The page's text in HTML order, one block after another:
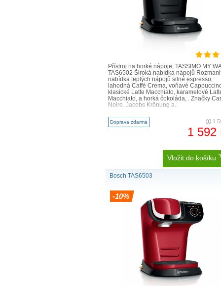
Volba je na vás.
Od krémového latté, přes
čokolády: vychutnejte si
a Jacobs jsou jen některé
nabízejí přesně takový
Přístroj na horké nápoje, TASSIMO MY
TAS6502 Široká nabídka nápojů
nabídka teplých nápojů silné espresso,
lahodná Caffé Crema, voňavé
klasické Latte Macchiato, karamelové
Macchiato, a horká čokoláda, . Značky
Noire, Jacobs Krönung a..
Doprava zdarma 1
1 592
Vložit do košíku
Bosch TAS6503
-10%